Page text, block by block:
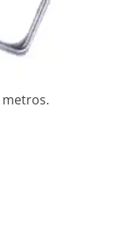
metros.